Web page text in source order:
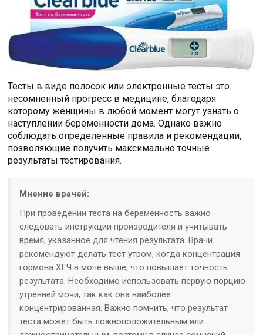
Тесты в виде полосок или электронные тесты это
несомненный прогресс в медицине, благодаря
которому женщины в любой момент могут узнать о
наступлении беременности дома. Однако важно
соблюдать определенные правила и рекомендации,
позволяющие получить максимально точные
результаты тестирования.
Мнение врачей:
При проведении теста на беременность важно
следовать инструкции производителя и учитывать
время, указанное для чтения результата. Врачи
рекомендуют делать тест утром, когда концентрация
гормона ХГЧ в моче выше, что повышает точность
результата. Необходимо использовать первую порцию
утренней мочи, так как она наиболее
концентрированная. Важно помнить, что результат
теста может быть ложноположительным или